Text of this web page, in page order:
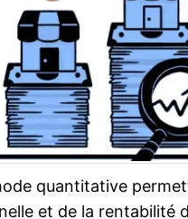
quantitative
et de la rentabilité